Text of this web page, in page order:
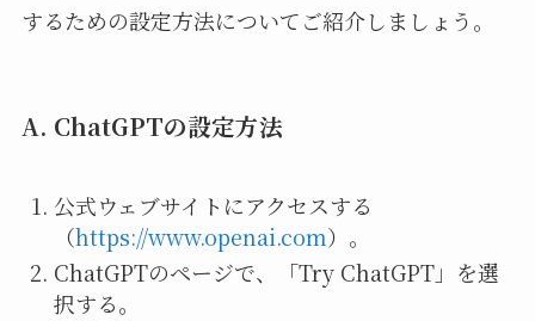
するための設定方法についてご紹介しましょう。
A. ChatGPTの設定方法
公式ウェブサイトにアクセスする
（https://www.openai.com）。
ChatGPTのページで、「Try ChatGPT」を選
択する。